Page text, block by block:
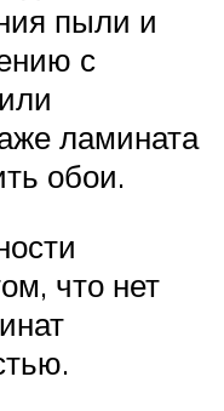
пыли и
с
ламината
обои.
что нет